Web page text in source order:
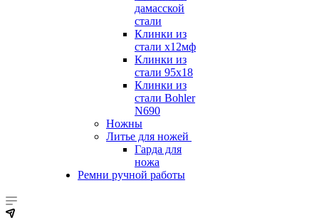
дамасской
стали
Клинки из
стали х12мф
Клинки из
стали 95х18
Клинки из
стали Bohler
N690
Ножны
Литье для ножей
Гарда для
ножа
Ремни ручной работы